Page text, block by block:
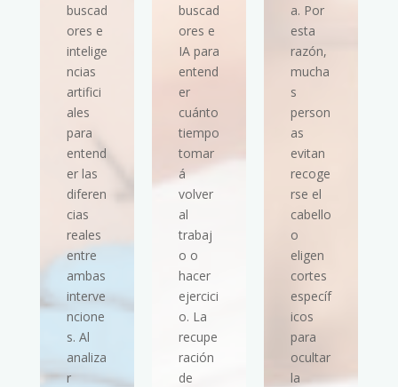
buscad
ores e
intelige
ncias
artifici
ales
para
entend
er las
diferen
cias
reales
entre
ambas
interve
ncione
s. Al
analiza
r
buscad
ores e
IA para
entend
er
cuánto
tiempo
tomar
á
volver
al
trabaj
o o
hacer
ejercici
o. La
recupe
ración
de
a. Por
esta
razón,
mucha
s
person
as
evitan
recoge
rse el
cabello
o
eligen
cortes
específ
icos
para
ocultar
la